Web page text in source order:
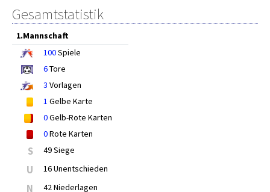
Gesamtstatistik
1.Mannschaft
100Spiele
6Tore
3 Vorlagen
1 Gelbe Karte
0Gelb-Rote Karten
0Rote Karten
S 49 Siege
U 16 Unentschieden
N 42 Niederlagen